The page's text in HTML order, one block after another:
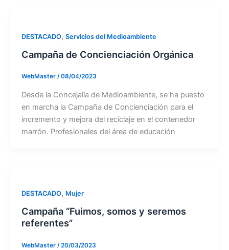
DESTACADO, Servicios del Medioambiente
Campaña de Concienciación Orgánica
WebMaster /08/04/2023
Desde la Concejalía de Medioambiente, se ha puesto
en marcha la Campaña de Concienciación para el
incremento y mejora del reciclaje en el contenedor
marrón. Profesionales del área de educación
DESTACADO, Mujer
Campaña “Fuimos, somos y seremos
referentes”
WebMaster /20/03/2023